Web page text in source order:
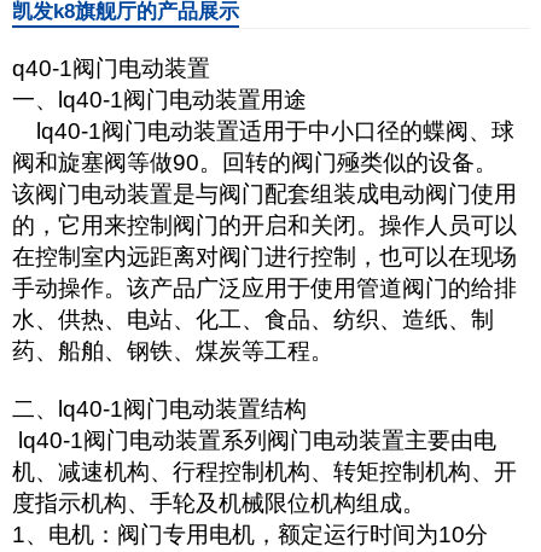
凯发k8旗舰厅的产品展示
q40-1阀门电动装置
一、lq40-1阀门电动装置用途
lq40-1阀门电动装置适用于中小口径的蝶阀、球
阀和旋塞阀等做90。回转的阀门殛类似的设备。
该阀门电动装置是与阀门配套组装成电动阀门使用
的，它用来控制阀门的开启和关闭。操作人员可以
在控制室内远距离对阀门进行控制，也可以在现场
手动操作。该产品广泛应用于使用管道阀门的给排
水、供热、电站、化工、食品、纺织、造纸、制
药、船舶、钢铁、煤炭等工程。
二、lq40-1阀门电动装置结构
lq40-1阀门电动装置系列阀门电动装置主要由电
机、减速机构、行程控制机构、转矩控制机构、开
度指示机构、手轮及机械限位机构组成。
1、电机：阀门专用电机，额定运行时间为10分